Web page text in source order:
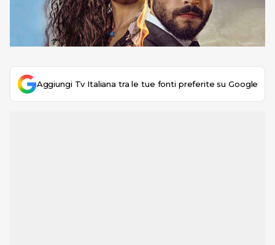
Aggiungi Tv Italiana tra le tue fonti preferite su Google